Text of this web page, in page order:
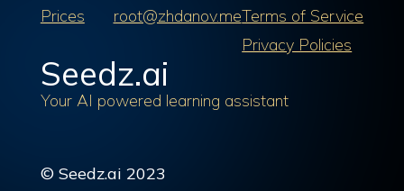
Prices root@zhdanov.meTerms of Service
Privacy Policies
Seedz.ai
Your AI powered learning assistant
© Seedz.ai 2023